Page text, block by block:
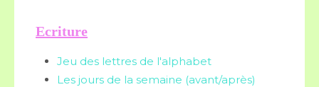
Ecriture
Jeu des lettres de l'alphabet
Les jours de la semaine (avant/après)